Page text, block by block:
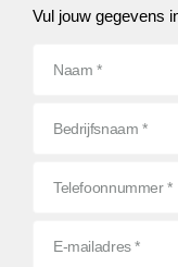
Vul jouw gegevens